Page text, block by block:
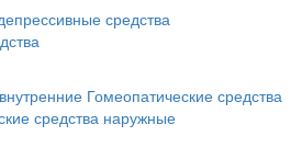
средства
Гомеопатические средства
средства наружные